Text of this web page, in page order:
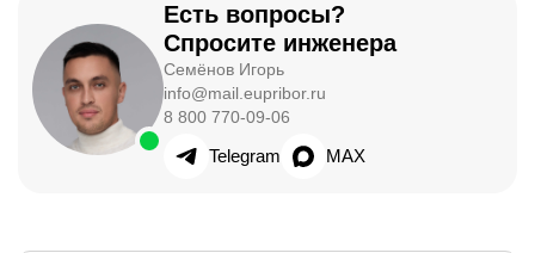
Есть вопросы?
Спросите инженера
Семёнов Игорь
info@mail.eupribor.ru
8 800 770-09-06
Telegram MAX